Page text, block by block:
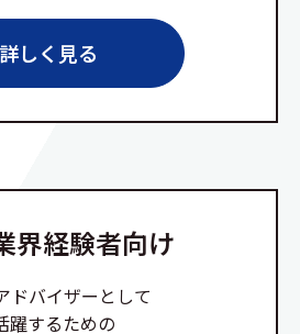
詳しく見る
界経験者向け
ドバイザーとして
躍するための